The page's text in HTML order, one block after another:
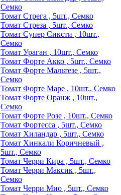
Семко
Томат Стрега , 5шт., Семко
Томат Стреза , 5шт., Семко
Томат Супер Сиксти , 10шт.,
Семко
Томат Ураган , 10шт., Семко
Томат Форте Акко , 5шт., Семко
Томат Форте Мальтезе , 5шт.,
Семко
Томат Форте Маре , 10шт., Семко
Томат Форте Оранж , 10шт.,
Семко
Томат Форте Розе , 10шт., Семко
Томат Фортесса , 5шт., Семко
Томат Хиландар , 5шт., Семко
Томат Хинкали Коричневый ,
5шт., Семко
Томат Черри Кира , 5шт., Семко
Томат Черри Максик , 5шт.,
Семко
Томат Черри Мио , 5шт., Семко